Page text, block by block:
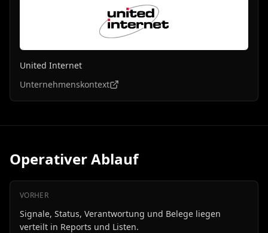
United Internet
Unternehmenskontext
Operativer Ablauf
VORHER
Signale, Status, Verantwortung und Belege liegen
verteilt in Reports und Listen.